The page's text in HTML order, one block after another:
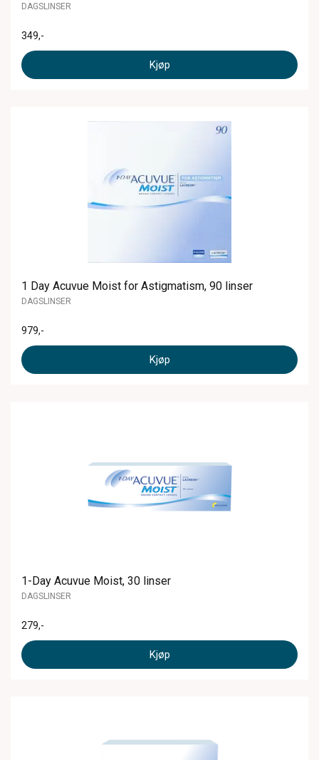
DAGSLINSER
349,-
Kjøp
1 Day Acuvue Moist for Astigmatism, 90 linser
DAGSLINSER
979,-
Kjøp
1-Day Acuvue Moist, 30 linser
DAGSLINSER
279,-
Kjøp